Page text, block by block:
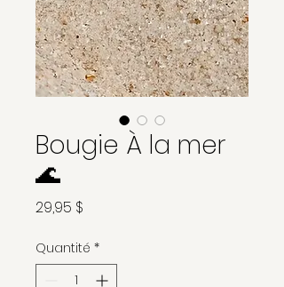
Bougie À la mer
🌊
29,95 $
Quantité *